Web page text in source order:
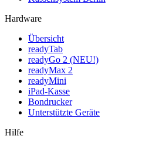
Hardware
Übersicht
readyTab
readyGo 2 (NEU!)
readyMax 2
readyMini
iPad-Kasse
Bondrucker
Unterstützte Geräte
Hilfe